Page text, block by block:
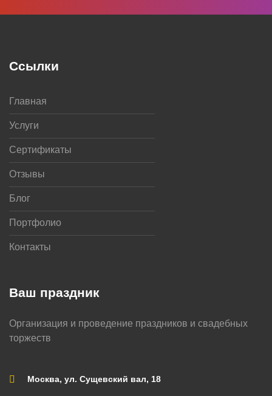
Ваш праздник
Организация и проведение праздников и свадебных
торжеств
Москва, ул. Сущевский вал, 18
Ссылки
Главная
Услуги
Сертификаты
Отзывы
Блог
Портфолио
Контакты